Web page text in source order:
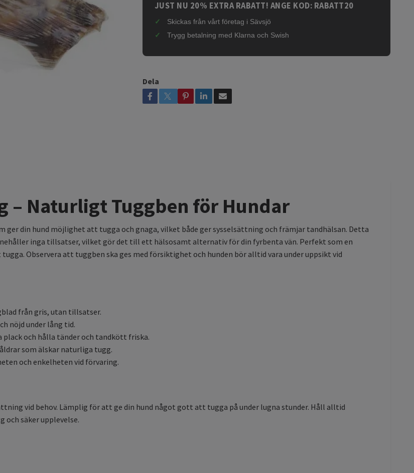
JUST NU 20% EXTRA RABATT! ANGE KOD: RABATT20
Skickas från vårt företag i Sävsjö
Trygg betalning med Klarna och Swish
Dela
– Naturligt Tuggben för Hundar
din hund möjlighet att tugga och gnaga, vilket både ger sysselsättning och främjar tandhälsan. Detta
inga tillsatser, vilket gör det till ett hälsosamt alternativ för din fyrbenta vän. Perfekt som en
Observera att tuggben ska ges med försiktighet och hunden bör alltid vara under uppsikt vid
från gris, utan tillsatser.
nöjd under lång tid.
och hålla tänder och tandkött friska.
som älskar naturliga tugg.
och enkelheten vid förvaring.
vid behov. Lämplig för att ge din hund något gott att tugga på under lugna stunder. Håll alltid
och säker upplevelse.